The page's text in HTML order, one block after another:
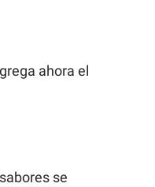
ahora el
se